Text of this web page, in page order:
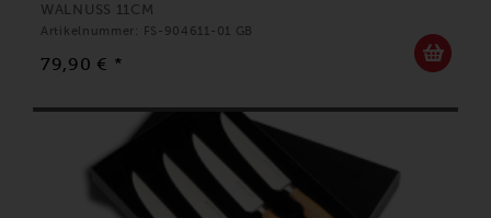
WALNUSS 11CM
Artikelnummer: FS-904611-01 GB
79,90 € *